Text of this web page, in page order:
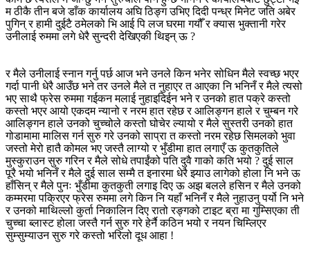
म ठीकै तीन बजे डाँक कार्यालय अघि ठिङ्ग उभिए दिदी पन्ध्र मिनेट जति अबेर
पुगिन् र हामी दुईटै ठमेलको भि आई पि लज घरमा गयौँ र क्यास भुक्तानी गरेर
उनीलाई रुममा लगे धेरै सुन्दरी देखिएकी थिइन् ऊ ?
र मैले उनीलाई स्नान गर्नु पर्छ आज भने उनले किन भनेर सोधिन मैले स्वच्छ भएर
गर्दा पानी धेरै आउँछ भने तर उनले मैले त नुहाएर त आएका नि भनिनँ र मैले त्यसो
भए साथै फ्रेस रुममा गईकन मलाई नुहाइदिईन भने र उनको हात पक्रे कस्तो
कस्तो भएर आयो एकदम न्यानो र नरम हात रहेछ र आलिङ्गन हाले र चुम्बन गरे
आलिङ्गन हाले उनको चुच्चोले कस्तो घोचेर ल्यायो र मैले सुस्तरी उनको हात
गोडामामा मालिस गर्न सुरु गरे उनको साप्रा त कस्तो नरम रहेछ सिमलको भुवा
जस्तो मेरो हातै कोमल भए जस्तै लाग्यो र भुँडीमा हात लगाएँ ऊ कुतकुतिले
मुस्कुराउन सुरु गरिन र मैले सोधे तपाईंको पति दुवै गाको कति भयो ? दुई साल
पूरै भयो भनिनँ र मैले दुई साल सम्मै त इनारमा धेरै झ्याउ लागेको होला नि भने ऊ
हाँसिन् र मैले पुनः भुँडीमा कुतकुती लगाइ दिए ऊ अझ बलले हसिन र मैले उनको
कम्मरमा पक्रिएर फ्रेस रुममा लगे किन नि यहाँ भनिनँ र मैले नुहाउनु पर्यो नि भने
र उनको माथिल्लो कुर्ता निकालिन दिए रातो रङ्गको टाइट ब्रा मा गुम्सिएका ती
चुच्चा ब्लास्ट होला जस्तै गर्न सुरु गरे हेर्नै कठिन भयो र नयन चिम्लिएर
सुम्सुम्याउन सुरु गरे कस्तो भरिलो दूध आहा !